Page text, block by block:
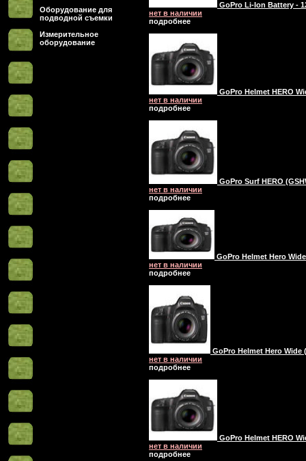
Оборудование для
подводной съемки
Измерительное
оборудование
GoPro Li-Ion Battery -
нет в наличии
подробнее
GoPro Helmet HERO
нет в наличии
подробнее
GoPro Surf HERO
нет в наличии
подробнее
GoPro Helmet Hero
нет в наличии
подробнее
GoPro Helmet Hero Wide
нет в наличии
подробнее
GoPro Helmet HERO
нет в наличии
подробнее